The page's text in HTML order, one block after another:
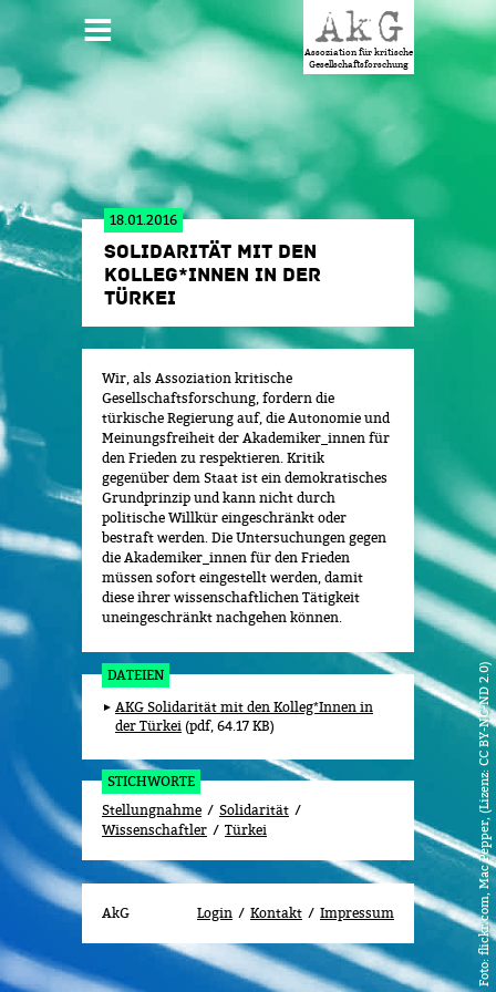
Jump to navigation
HAUPTMENÜ
Assoziation für kritische
Gesellschaftsforschung
18.01.2016
SOLIDARITÄT MIT DEN
KOLLEG*INNEN IN DER
TÜRKEI
Wir, als Assoziation kritische
Gesellschaftsforschung, fordern die
türkische Regierung auf, die Autonomie und
Meinungsfreiheit der Akademiker_innen für
den Frieden zu respektieren. Kritik
gegenüber dem Staat ist ein demokratisches
Grundprinzip und kann nicht durch
politische Willkür eingeschränkt oder
bestraft werden. Die Untersuchungen gegen
die Akademiker_innen für den Frieden
müssen sofort eingestellt werden, damit
diese ihrer wissenschaftlichen Tätigkeit
uneingeschränkt nachgehen können.
DATEIEN
AKG Solidarität mit den Kolleg*Innen in
der Türkei pdf, 64.17 KB
STICHWORTE
Stellungnahme
Solidarität
Wissenschaftler
Türkei
Foto:
flickr.com, Mac Pepper, (Lizenz: CC BY-NC-ND 2.0)
AkG Login Kontakt Impressum